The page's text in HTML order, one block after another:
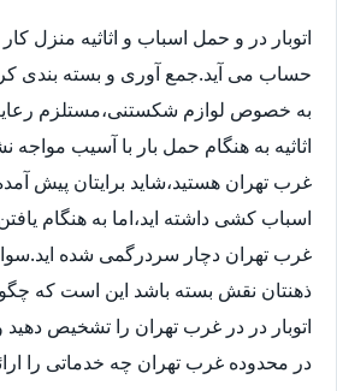
اتوبار در و حمل اسباب و اثاثیه منزل
حساب می آید.جمع آوری و بسته بندی
به خصوص لوازم شکستنی،مستلزم
اثاثیه به هنگام حمل بار با آسیب مواجه
غرب تهران هستید،شاید برایتان پیش
اسباب کشی داشته اید،اما به هنگام یافتن
غرب تهران دچار سردرگمی شده
ذهنتان نقش بسته باشد این است که
اتوبار در در غرب تهران را تشخیص دهید
در محدوده غرب تهران چه خدماتی را